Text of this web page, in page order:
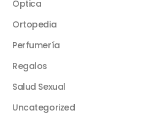
Óptica
Ortopedia
Perfumería
Regalos
Salud Sexual
Uncategorized